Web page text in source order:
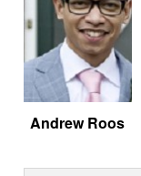
Andrew Roos